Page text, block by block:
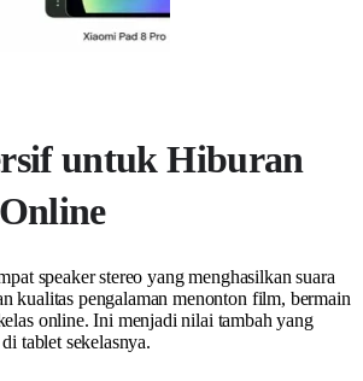
untuk Hiburan
speaker stereo yang menghasilkan suara
kualitas pengalaman menonton film, bermain
online. Ini menjadi nilai tambah yang
tablet sekelasnya.